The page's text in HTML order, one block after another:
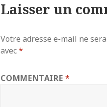
Laisser un
Votre adresse e-mail ne
avec*
COMMENTAIRE*